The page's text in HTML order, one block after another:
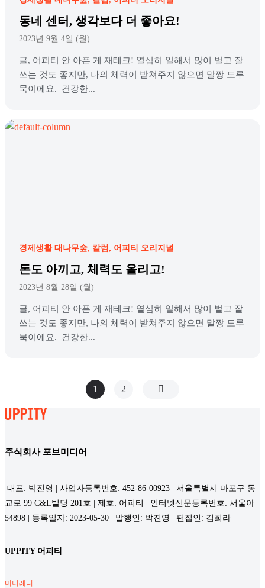
동네 센터, 생각보다 더 좋아요!
2023년 9월 4일 (월)
글, 어피티 안 아픈 게 재테크! 열심히 일해서 많이 벌고 잘
쓰는 것도 좋지만, 나의 체력이 받쳐주지 않으면 말짱 도루
묵이에요. 건강한...
경제생활 대나무숲 칼럼 어피티 오리지널
돈도 아끼고, 체력도 올리고!
2023년 8월 28일 (월)
글, 어피티 안 아픈 게 재테크! 열심히 일해서 많이 벌고 잘
쓰는 것도 좋지만, 나의 체력이 받쳐주지 않으면 말짱 도루
묵이에요. 건강한...
1 2
주식회사 포브미디어
대표: 박진영 | 사업자등록번호: 452-86-00923 | 서울특별시 마포구 동
교로 99 C&L빌딩 201호 | 제호: 어피티 | 인터넷신문등록번호: 서울아
54898 | 등록일자: 2023-05-30 | 발행인: 박진영 | 편집인: 김희라
UPPITY 어피티
머니레터